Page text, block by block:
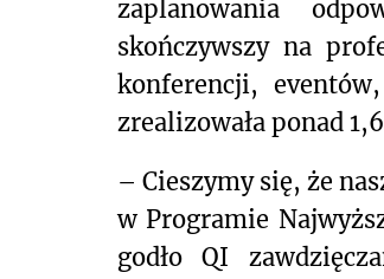
zaplanowania
skończywszy na
konferencji,
zrealizowała ponad
– Cieszymy się, że
w Programie
godło QI